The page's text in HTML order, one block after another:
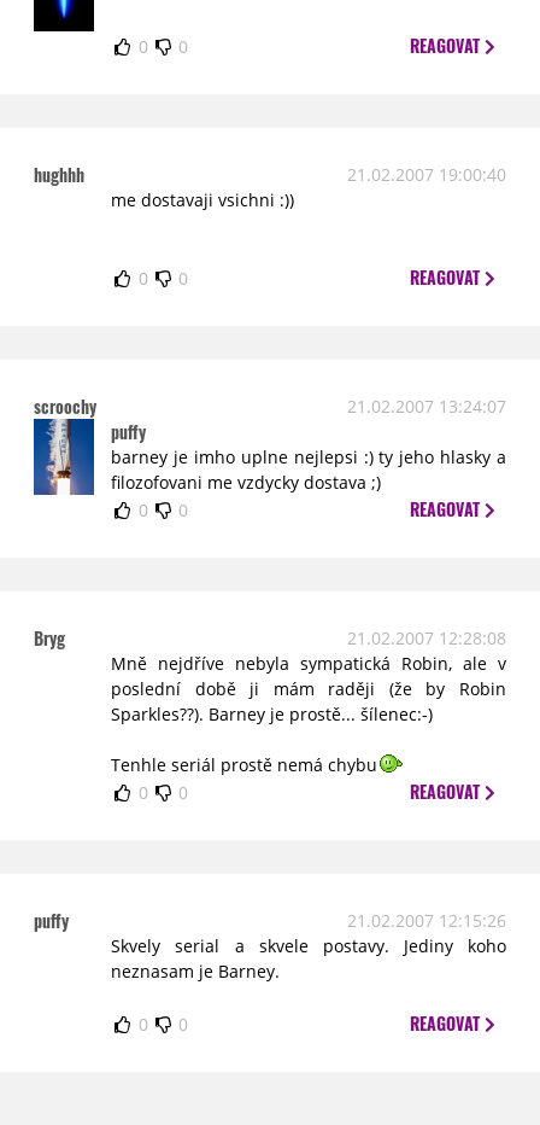
0 0 REAGOVAT
hughhh
21.02.2007 19:00:40
me dostavaji vsichni :))
0 0 REAGOVAT
scroochy 21.02.2007 13:24:07
puffy
barney je imho uplne nejlepsi :) ty jeho hlasky a
filozofovani me vzdycky dostava ;)
0
0 REAGOVAT
Bryg
21.02.2007 12:28:08
Mně nejdříve nebyla sympatická Robin, ale v
poslední době ji mám raději (že by Robin
Sparkles??). Barney je prostě... šílenec:-)
Tenhle seriál prostě nemá chybu
0
0 REAGOVAT
puffy
21.02.2007 12:15:26
Skvely serial a skvele postavy. Jediny koho
neznasam je Barney.
0 0 REAGOVAT